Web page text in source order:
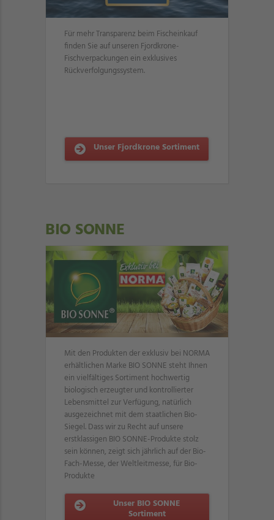
Für mehr Transparenz beim Fischeinkauf
finden Sie auf unseren Fjordkrone-
Fischverpackungen ein exklusives
Rückverfolgungssystem.
Unser Fjordkrone Sortiment
BIO SONNE
Mit den Produkten der exklusiv bei NORMA
erhältlichen Marke BIO SONNE steht Ihnen
ein vielfältiges Sortiment hochwertig
biologisch erzeugter und kontrollierter
Lebensmittel zur Verfügung, natürlich
ausgezeichnet mit dem staatlichen Bio-
Siegel. Dass wir zu Recht auf unsere
erstklassigen BIO SONNE-Produkte stolz
sein können, zeigt sich jährlich auf der Bio-
Fach-Messe, der Weltleitmesse, für Bio-
Produkte
Unser BIO SONNE
Sortiment